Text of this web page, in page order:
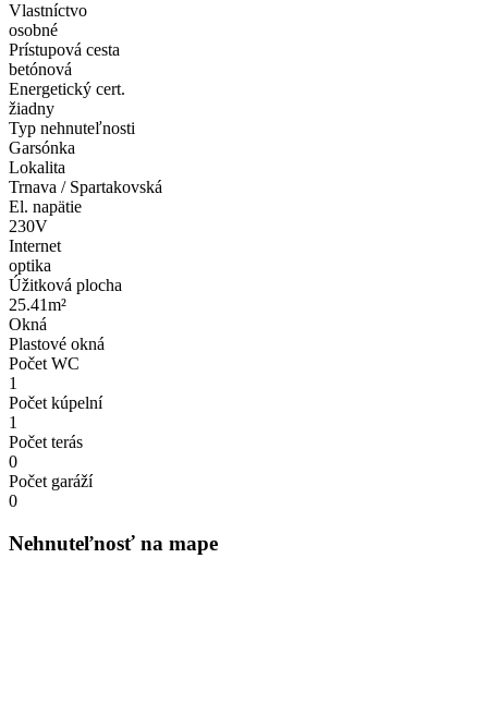
Vlastníctvo
osobné
Prístupová cesta
betónová
Energetický cert.
žiadny
Typ nehnuteľnosti
Garsónka
Lokalita
Trnava / Spartakovská
El. napätie
230V
Internet
optika
Úžitková plocha
25.41m²
Okná
Plastové okná
Počet WC
1
Počet kúpelní
1
Počet terás
0
Počet garáží
0
Nehnuteľnosť na mape